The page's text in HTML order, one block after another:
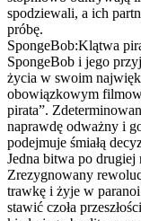
spodziewali, a ich
próbę.
SpongeBob:Klątwa
SpongeBob i jego
życia w swoim
obowiązkowym
pirata”.
naprawdę odważny i
podejmuje śmiałą
Jedna bitwa po
Zrezygnowany
trawkę i żyje w
stawić czoła